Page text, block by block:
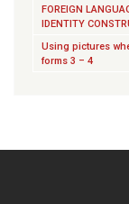
FOREIGN
IDENTITY
Using pictures
forms 3 – 4